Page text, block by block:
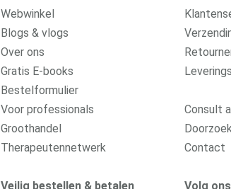
Webwinkel
Blogs & vlogs
Over ons
Gratis E-books
Bestelformulier
Voor professionals
Groothandel
Therapeutennetwerk
Veilig bestellen & betalen
Consult
Contact
Volg